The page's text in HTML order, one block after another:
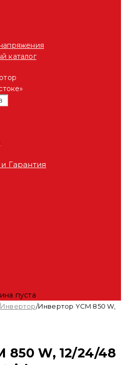
каталог
Гарантия
пуста
Инвертор/Инвертор YCM 850 W,
850 W, 12/24/48